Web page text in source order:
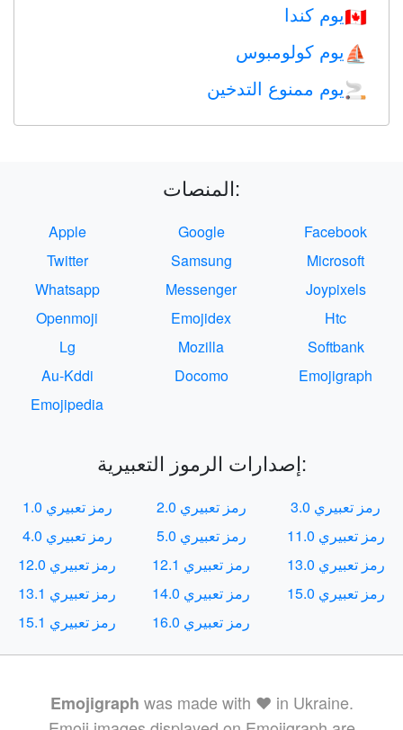
🇨🇦يوم كندا
⛵️ يوم كولومبوس
🚬يوم ممنوع التدخين
المنصات:
Apple Google
Facebook
Twitter
Samsung
Microsoft
Whatsapp
Messenger
Joypixels
Openmoji
Emojidex
Htc
Lg
Mozilla
Softbank
Au-Kddi
Docomo
Emojigraph
Emojipedia
إصدارات الرموز التعبيرية:
رمز تعبيري 1.0 رمز تعبيري 2.0
رمز تعبيري 3.0
رمز تعبيري 4.0
رمز تعبيري 5.0
رمز تعبيري 11.0
رمز تعبيري 12.0
رمز تعبيري 12.1
رمز تعبيري 13.0
رمز تعبيري 13.1
رمز تعبيري 14.0
رمز تعبيري 15.0
رمز تعبيري 15.1
رمز تعبيري 16.0
Emojigraph was made with ❤️ in Ukraine.